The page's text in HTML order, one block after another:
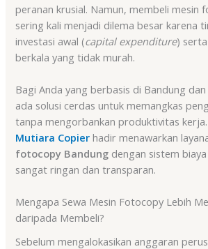
peranan krusial. Namun, membeli mesin
sering kali menjadi dilema besar karena
investasi awal (capital expenditure)
berkala yang tidak murah.
Bagi Anda yang berbasis di Bandung
ada solusi cerdas untuk memangkas
tanpa mengorbankan produktivitas kerja.
Mutiara Copier hadir menawarkan
fotocopy Bandung dengan sistem
sangat ringan dan transparan.
Mengapa Sewa Mesin Fotocopy Lebih
daripada Membeli?
Sebelum mengalokasikan anggaran